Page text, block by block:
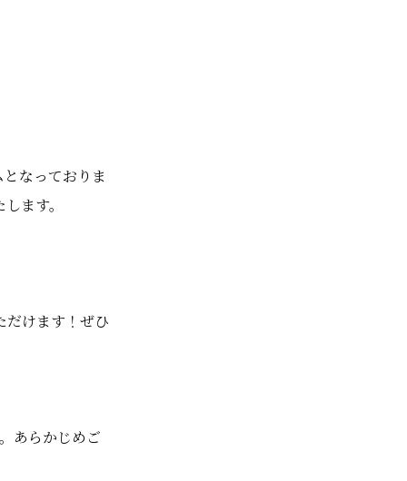
なっておりま
ます。
だけます！ぜひ
あらかじめご